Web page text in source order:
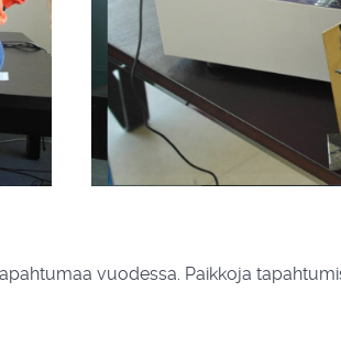
vuodessa. Paikkoja